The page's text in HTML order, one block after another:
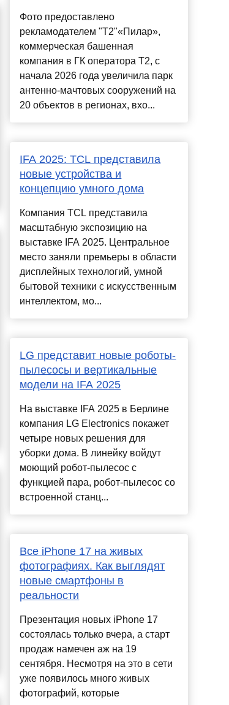
Фото предоставлено
рекламодателем "Т2"«Пилар»,
коммерческая башенная
компания в ГК оператора Т2, с
начала 2026 года увеличила парк
антенно-мачтовых сооружений на
20 объектов в регионах, вхо...
IFA 2025: TCL представила
новые устройства и
концепцию умного дома
Компания TCL представила
масштабную экспозицию на
выставке IFA 2025. Центральное
место заняли премьеры в области
дисплейных технологий, умной
бытовой техники с искусственным
интеллектом, мо...
LG представит новые роботы-
пылесосы и вертикальные
модели на IFA 2025
На выставке IFA 2025 в Берлине
компания LG Electronics покажет
четыре новых решения для
уборки дома. В линейку войдут
моющий робот-пылесос с
функцией пара, робот-пылесос со
встроенной станц...
Все iPhone 17 на живых
фотографиях. Как выглядят
новые смартфоны в
реальности
Презентация новых iPhone 17
состоялась только вчера, а старт
продаж намечен аж на 19
сентября. Несмотря на это в сети
уже появилось много живых
фотографий, которые